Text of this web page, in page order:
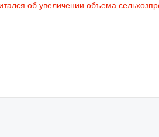
об увеличении объема